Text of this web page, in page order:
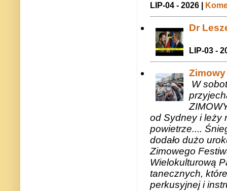
LIP-04 - 2026 |
Dr
LIP-03 -
W
od Sydney i leży
powietrze....
dodało dużo
Zimowego
Wielokulturową
tanecznych,
perkusyjnej i